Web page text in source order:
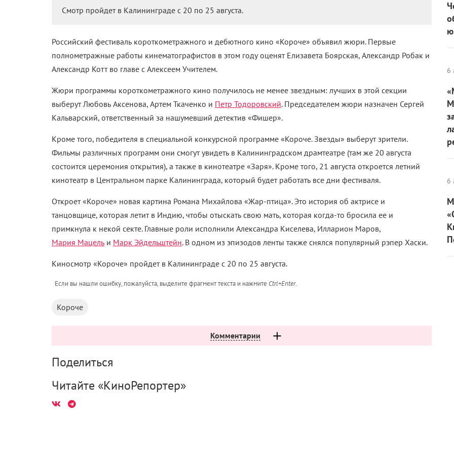
Смотр пройдет в Калининграде с 20 по 25 августа.
Российский фестиваль короткометражного и дебютного кино «Короче» объявил жюри. Первые
полнометражные работы кинематографистов в этом году оценят Елизавета Боярская, Александр Робак и
Александр Котт во главе с Алексеем Учителем.
Жюри программы короткометражного кино получилось не менее звездным: лучших в этой секции
выберут Любовь Аксенова, Артем Ткаченко и Петр Тодоровский. Председателем жюри назначен Сергей
Кальварский, ответственный за нашумевший детектив «Фишер».
Кроме того, победителя в специальной конкурсной программе «Короче. Звезды» выберут зрители.
Фильмы различных программ они смогут увидеть в Калининградском драмтеатре (там же 20 августа
состоится церемония открытия), а также в кинотеатре «Заря». Кроме того, 21 августа откроется летний
кинотеатр в Центральном парке Калининграда, который будет работать все дни фестиваля.
Откроет «Короче» новая картина Романа Михайлова «Жар-птица». Это история об актрисе и
танцовщице, которая летит в Индию, чтобы отыскать свою мать, которая когда-то бросила ее и
примкнула к некой секте. Главные роли исполнили Александра Киселева, Илларион Маров,
Мария Мацель и Марк Эйдельштейн. В одном из эпизодов ленты также снялся популярный рэпер Хаски.
Киносмотр «Короче» пройдет в Калининграде с 20 по 25 августа.
Если вы нашли ошибку, пожалуйста, выделите фрагмент текста и нажмите Ctrl+Enter.
Короче
Комментарии
Поделиться
Читайте «КиноРепортер»
6
6